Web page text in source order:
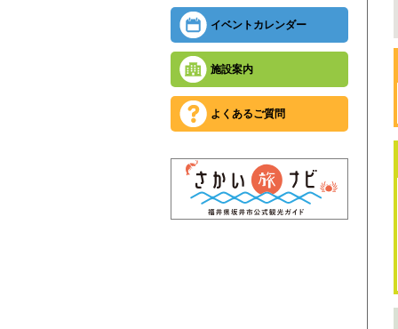
イベントカレンダー
施設案内
よくあるご質問